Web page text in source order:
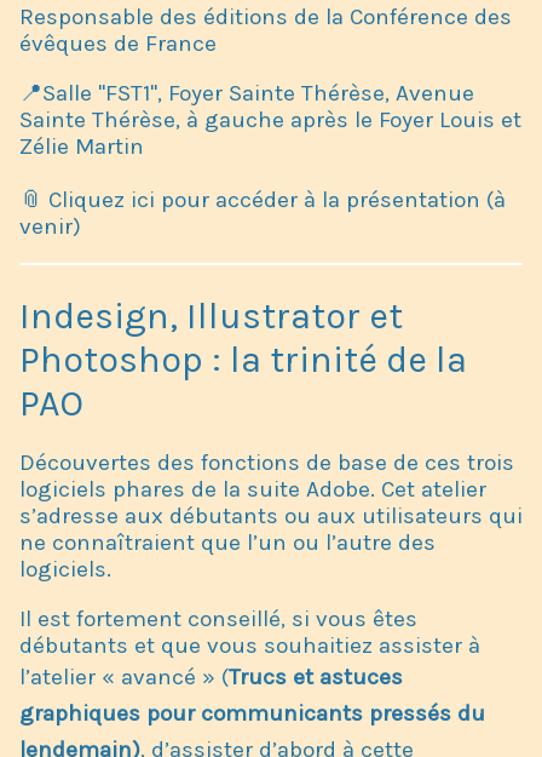
Responsable des éditions de la Conférence des
évêques de France
📍Salle "FST1", Foyer Sainte Thérèse, Avenue
Sainte Thérèse, à gauche après le Foyer Louis et
Zélie Martin
📎 Cliquez ici pour accéder à la présentation (à
venir)
Indesign, Illustrator et
Photoshop : la trinité de la
PAO
Découvertes des fonctions de base de ces trois
logiciels phares de la suite Adobe. Cet atelier
s’adresse aux débutants ou aux utilisateurs qui
ne connaîtraient que l’un ou l’autre des
logiciels.
Il est fortement conseillé, si vous êtes
débutants et que vous souhaitiez assister à
l’atelier « avancé » (Trucs et astuces
graphiques pour communicants pressés du
lendemain), d’assister d’abord à cette